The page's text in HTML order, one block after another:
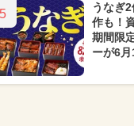
5
うなぎ
作も！
期間限
ーが6